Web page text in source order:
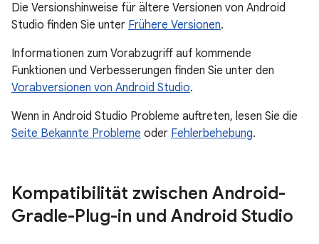
Die Versionshinweise für ältere Versionen von Android
Studio finden Sie unter Frühere Versionen.
Informationen zum Vorabzugriff auf kommende
Funktionen und Verbesserungen finden Sie unter den
Vorabversionen von Android Studio.
Wenn in Android Studio Probleme auftreten, lesen Sie die
Seite Bekannte Probleme oder Fehlerbehebung.
Kompatibilität zwischen Android-
Gradle-Plug-in und Android Studio